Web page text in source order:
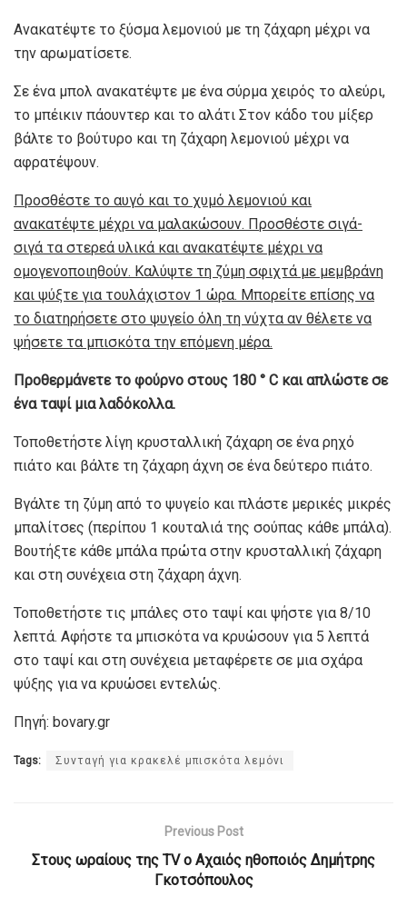
Ανακατέψτε το ξύσμα λεμονιού με τη ζάχαρη μέχρι να
την αρωματίσετε.
Σε ένα μπολ ανακατέψτε με ένα σύρμα χειρός το αλεύρι,
το μπέικιν πάουντερ και το αλάτι Στον κάδο του μίξερ
βάλτε το βούτυρο και τη ζάχαρη λεμονιού μέχρι να
αφρατέψουν.
Προσθέστε το αυγό και το χυμό λεμονιού και
ανακατέψτε μέχρι να μαλακώσουν. Προσθέστε σιγά-
σιγά τα στερεά υλικά και ανακατέψτε μέχρι να
ομογενοποιηθούν. Καλύψτε τη ζύμη σφιχτά με μεμβράνη
και ψύξτε για τουλάχιστον 1 ώρα. Μπορείτε επίσης να
το διατηρήσετε στο ψυγείο όλη τη νύχτα αν θέλετε να
ψήσετε τα μπισκότα την επόμενη μέρα.
Προθερμάνετε το φούρνο στους 180 ° C και απλώστε σε
ένα ταψί μια λαδόκολλα.
Τοποθετήστε λίγη κρυσταλλική ζάχαρη σε ένα ρηχό
πιάτο και βάλτε τη ζάχαρη άχνη σε ένα δεύτερο πιάτο.
Βγάλτε τη ζύμη από το ψυγείο και πλάστε μερικές μικρές
μπαλίτσες (περίπου 1 κουταλιά της σούπας κάθε μπάλα).
Βουτήξτε κάθε μπάλα πρώτα στην κρυσταλλική ζάχαρη
και στη συνέχεια στη ζάχαρη άχνη.
Τοποθετήστε τις μπάλες στο ταψί και ψήστε για 8/10
λεπτά. Αφήστε τα μπισκότα να κρυώσουν για 5 λεπτά
στο ταψί και στη συνέχεια μεταφέρετε σε μια σχάρα
ψύξης για να κρυώσει εντελώς.
Πηγή: bovary.gr
Tags: Συνταγή για κρακελέ μπισκότα λεμόνι
Previous Post
Στους ωραίους της TV ο Αχαιός ηθοποιός Δημήτρης
Γκοτσόπουλος